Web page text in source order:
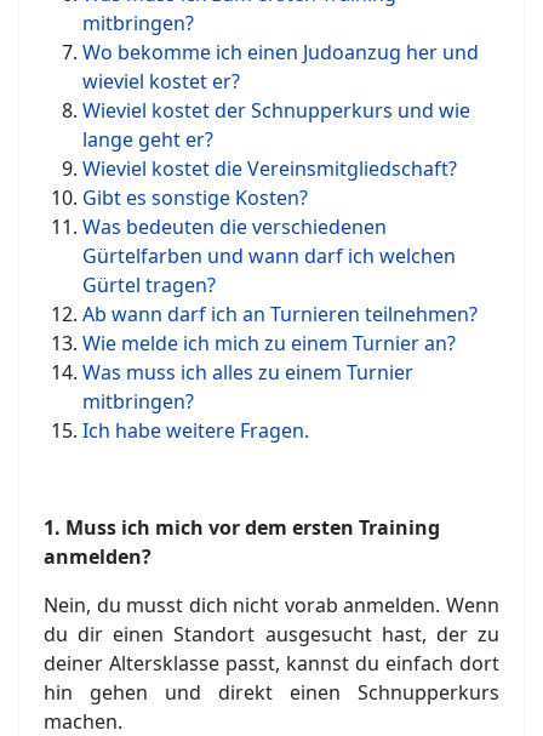
mitbringen?
Wo bekomme ich einen Judoanzug her und
wieviel kostet er?
Wieviel kostet der Schnupperkurs und wie
lange geht er?
Wieviel kostet die Vereinsmitgliedschaft?
Gibt es sonstige Kosten?
Was bedeuten die verschiedenen
Gürtelfarben und wann darf ich welchen
Gürtel tragen?
Ab wann darf ich an Turnieren teilnehmen?
Wie melde ich mich zu einem Turnier an?
Was muss ich alles zu einem Turnier
mitbringen?
Ich habe weitere Fragen.
1. Muss ich mich vor dem ersten Training
anmelden?
Nein, du musst dich nicht vorab anmelden. Wenn
du dir einen Standort ausgesucht hast, der zu
deiner Altersklasse passt, kannst du einfach dort
hin gehen und direkt einen Schnupperkurs
machen.